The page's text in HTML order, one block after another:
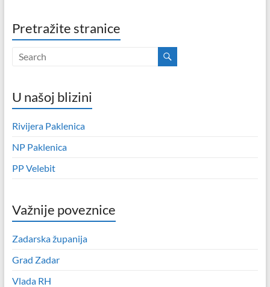
Pretražite stranice
U našoj blizini
Rivijera Paklenica
NP Paklenica
PP Velebit
Važnije poveznice
Zadarska županija
Grad Zadar
Vlada RH